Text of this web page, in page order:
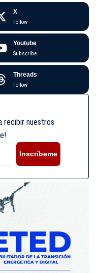
X
Follow
Youtube
Subscribe
Threads
Follow
recibir nuestros
Inscríbeme